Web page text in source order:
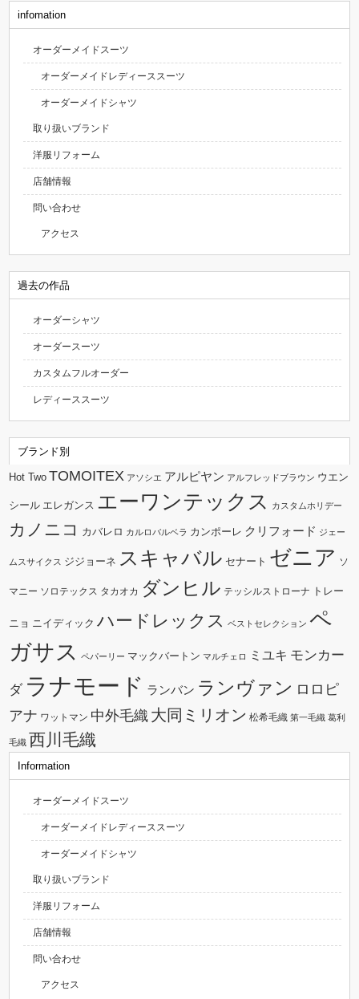
infomation
オーダーメイドスーツ
オーダーメイドレディーススーツ
オーダーメイドシャツ
取り扱いブランド
洋服リフォーム
店舗情報
問い合わせ
アクセス
過去の作品
オーダーシャツ
オーダースーツ
カスタムフルオーダー
レディーススーツ
ブランド別
Hot Two TOMOITEX アソシエ アルピヤン アルフレッドブラウン ウエン
シール エレガンス エーワンテックス カスタムホリデー
カノニコ カバレロ カルロバルベラ カンポーレ クリフォード ジェー
ムスサイクス ジジョーネ スキャバル セナート ゼニア ソ
マニー ソロテックス タカオカ ダンヒル テッシルストローナ トレー
ニョ ニイディック ハードレックス ベストセレクション ペ
ガサス
ペパーリー マックバートン マルチェロ ミユキ モンカー
ダ ラナモード ランバン ランヴァン ロロピ
アナ ワットマン 中外毛織大同ミリオン 松希毛織 第一毛織 葛利
毛織 西川毛織
Information
オーダーメイドスーツ
オーダーメイドレディーススーツ
オーダーメイドシャツ
取り扱いブランド
洋服リフォーム
店舗情報
問い合わせ
アクセス